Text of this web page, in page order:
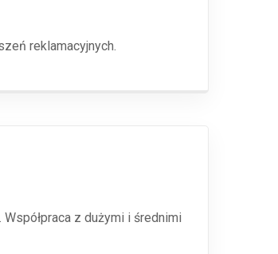
reklamacyjnych.
z dużymi i średnimi